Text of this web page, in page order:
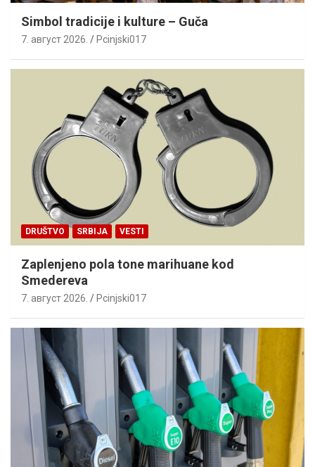
Simbol tradicije i kulture – Guča
7. август 2026. Pcinjski017
DRUŠTVO SRBIJA VESTI
Zaplenjeno pola tone marihuane kod
Smedereva
7. август 2026. Pcinjski017